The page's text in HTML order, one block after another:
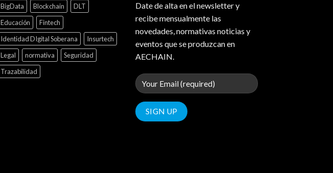
BigData Blockchain
DLT
Educación
Fintech
Identidad DIgital Soberana
Insurtech
Legal
normativa
Seguridad
Trazabilidad
Date de alta en el newsletter y
recibe mensualmente las
novedades, normativas noticias y
eventos que se produzcan en
AECHAIN.